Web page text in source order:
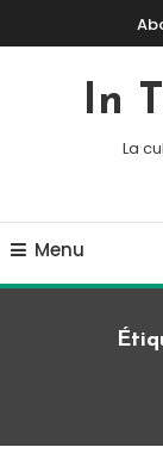
Skip To Content
In
La
Menu